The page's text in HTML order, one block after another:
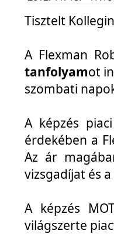
Tisztelt
A Flexman
tanfolyamot
szombati
A képzés
érdekében a
Az ár
vizsgadíjat és
A képzés
világszerte